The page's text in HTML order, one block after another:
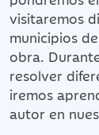
visitaremos
municipios
obra.
resolver
iremos
autor en